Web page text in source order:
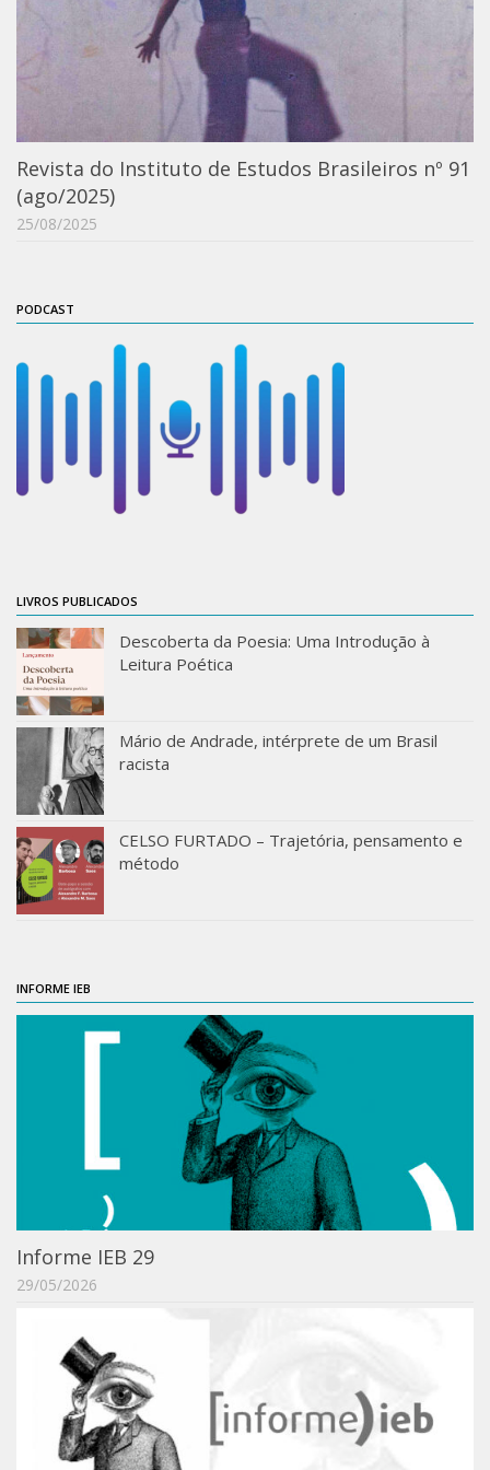
Catálogo on-line
Exposições Passadas
Aquisição de Acervo
Exposições
Guia do IEB
Projeto Brasil-África
Projeto Brasil Ciência
Dicionários
Medicina
Moraes Silva
Portal de Literatura de Cordel
Plataforma Modernismo
Novos Projetos
Manuel Correia de Andrade
Graduação
Sobre a Graduação
Disciplinas
ProgramaUSP 60+
Pós-Graduação
Ingresso – Processo Seletivo
Formulários – Requerimentos
Regulamentos
PAE
Matrícula
Auxílio Financeiro
Exame de Qualificação
Depósito da Dissertação
Dissertação Corrigida
Orientadores / Credenciamentos
Revista do Instituto de Estudos Brasileiros nº 91
(ago/2025)
25/08/2025
PODCAST
LIVROS PUBLICADOS
Descoberta da Poesia: Uma Introdução à
Leitura Poética
Mário de Andrade, intérprete de um Brasil
racista
CELSO FURTADO – Trajetória, pensamento e
método
INFORME IEB
Informe IEB 29
29/05/2026